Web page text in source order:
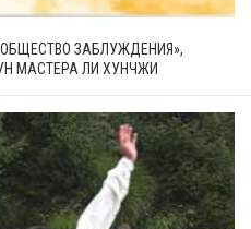
ЗАБЛУЖДЕНИЯ»,
МАСТЕРА ЛИ ХУНЧЖИ